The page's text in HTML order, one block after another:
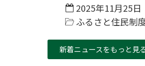
2025年11月25日
ふるさと住民制
新着ニュースをもっと見